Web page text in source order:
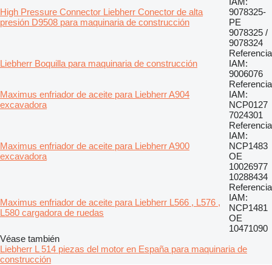
High Pressure Connector Liebherr Conector de alta
presión D9508 para maquinaria de construcción
9078325-
PE
9078325 /
9078324
Liebherr Boquilla para maquinaria de construcción
Referencia
IAM:
9006076
Maximus enfriador de aceite para Liebherr A904
excavadora
Referencia
IAM:
NCP0127
7024301
Maximus enfriador de aceite para Liebherr A900
excavadora
Referencia
IAM:
NCP1483
OE
10026977
10288434
Maximus enfriador de aceite para Liebherr L566 , L576 ,
L580 cargadora de ruedas
Referencia
IAM:
NCP1481
OE
10471090
Véase también
Liebherr L 514 piezas del motor en España para maquinaria de
construcción